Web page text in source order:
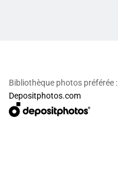
Bibliothèque photos préférée :
Depositphotos.com